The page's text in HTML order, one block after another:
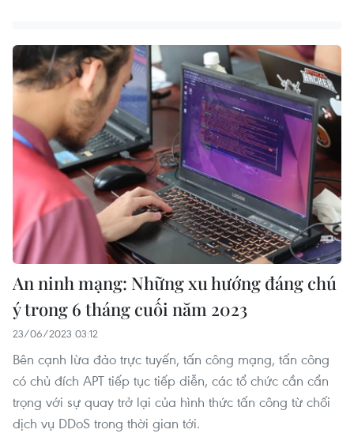
An ninh mạng: Những xu hướng đáng chú
ý trong 6 tháng cuối năm 2023
23/06/2023 03:12
Bên cạnh lừa đảo trực tuyến, tấn công mạng, tấn công
có chủ đích APT tiếp tục tiếp diễn, các tổ chức cần cẩn
trọng với sự quay trở lại của hình thức tấn công từ chối
dịch vụ DDoS trong thời gian tới.